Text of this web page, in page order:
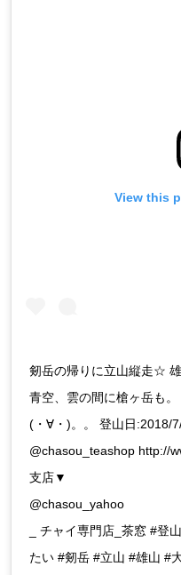
View this
剱岳の帰りに立山縦走☆
青空、雲の間に槍ヶ岳も
(・∀・)。。 登山日:2018/
@chasou_teashop http://
支店▼
@chasou_yahoo
_ チャイ専門店_茶窓 #登
たい #剱岳 #立山 #雄山 #